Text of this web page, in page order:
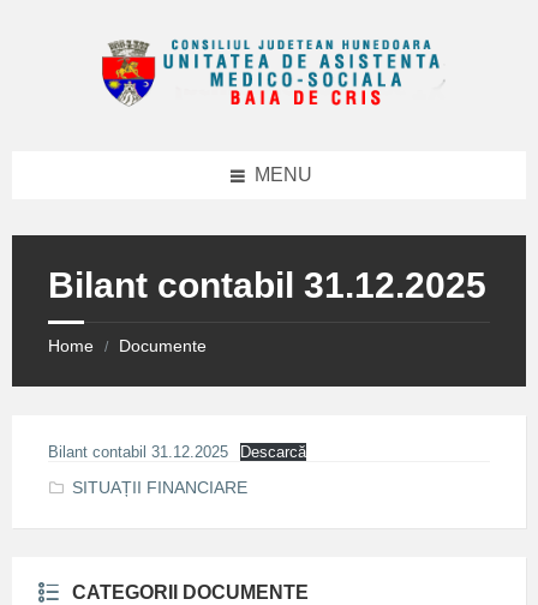
MENU
Bilant contabil 31.12.2025
Home / Documente
Bilant contabil 31.12.2025 Descarcă
SITUAȚII FINANCIARE
CATEGORII DOCUMENTE